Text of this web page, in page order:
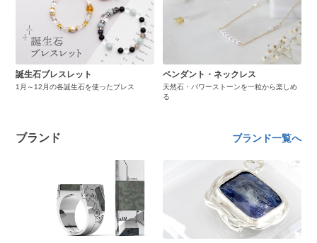
誕生石ブレスレット
1月～12月の各誕生石を使ったブレス
ペンダント・ネックレス
天然石・パワーストーンを一粒から楽しめ
る
ブランド ブランド一覧へ